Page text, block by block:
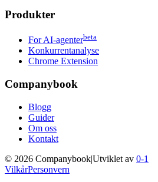
Produkter
For AI-agenterbeta
Konkurrentanalyse
Chrome Extension
Companybook
Blogg
Guider
Om oss
Kontakt
© 2026 Companybook|Utviklet av 0-1
VilkårPersonvern